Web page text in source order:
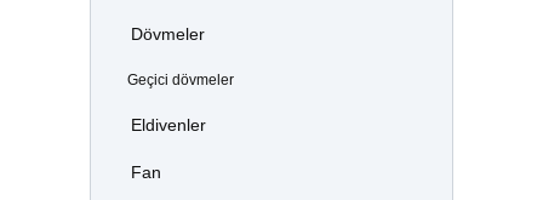
Dövmeler
Geçici dövmeler
Eldivenler
Fan